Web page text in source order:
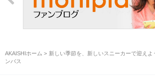
AKAISHIホーム 新しい季節を、新しいスニーカーで迎えよ
ンバス